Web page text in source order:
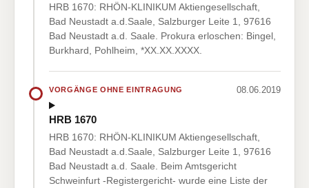
HRB 1670: RHÖN-KLINIKUM Aktiengesellschaft,
Bad Neustadt a.d.Saale, Salzburger Leite 1, 97616
Bad Neustadt a.d. Saale. Prokura erloschen: Bingel,
Burkhard, Pohlheim, *XX.XX.XXXX.
VORGÄNGE OHNE EINTRAGUNG 08.06.2019
HRB 1670
HRB 1670: RHÖN-KLINIKUM Aktiengesellschaft,
Bad Neustadt a.d.Saale, Salzburger Leite 1, 97616
Bad Neustadt a.d. Saale. Beim Amtsgericht
Schweinfurt -Registergericht- wurde eine Liste der